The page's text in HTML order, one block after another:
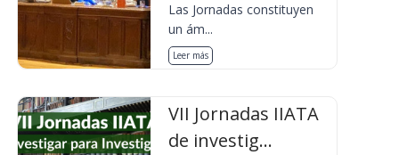
Las Jornadas constituyen
un ám...
Leer más
VII Jornadas IIATA
de investig...